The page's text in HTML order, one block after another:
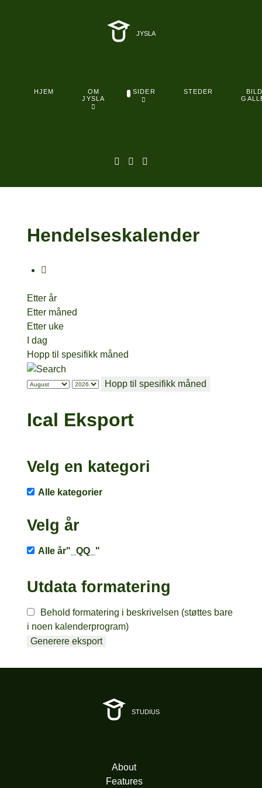
JYSLA
HJEM
OM
JYSLA
SIDER STEDER
Hendelseskalender
Etter år
Etter måned
Etter uke
I dag
Hopp til spesifikk måned
Hopp til spesifikk måned
Ical Eksport
Velg en kategori
Alle kategorier
Velg år
Alle år"_QQ_"
Utdata formatering
Behold formatering i beskrivelsen (støttes bare
i noen kalenderprogram)
STUDIUS
About
Features